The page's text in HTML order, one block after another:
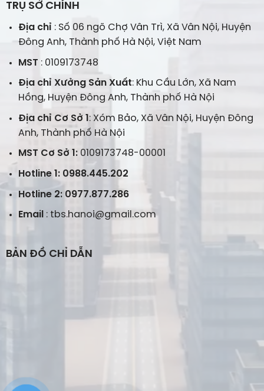
TRỤ SỞ CHÍNH
Địa chỉ : Số 06 ngõ Chợ Vân Trì, Xã Vân Nội, Huyện
Đông Anh, Thành phố Hà Nội, Việt Nam
MST : 0109173748
Địa chỉ Xưởng Sản Xuất: Khu Cầu Lớn, Xã Nam
Hồng, Huyện Đông Anh, Thành phố Hà Nội
Địa chỉ Cơ Sở 1 : Xóm Bảo, Xã Vân Nội, Huyện Đông
Anh, Thành phố Hà Nội
MST Cơ Sở 1: 0109173748-00001
Hotline 1: 0988.445.202
Hotline 2: 0977.877.286
Email : tbs.hanoi@gmail.com
BẢN ĐỒ CHỈ DẪN